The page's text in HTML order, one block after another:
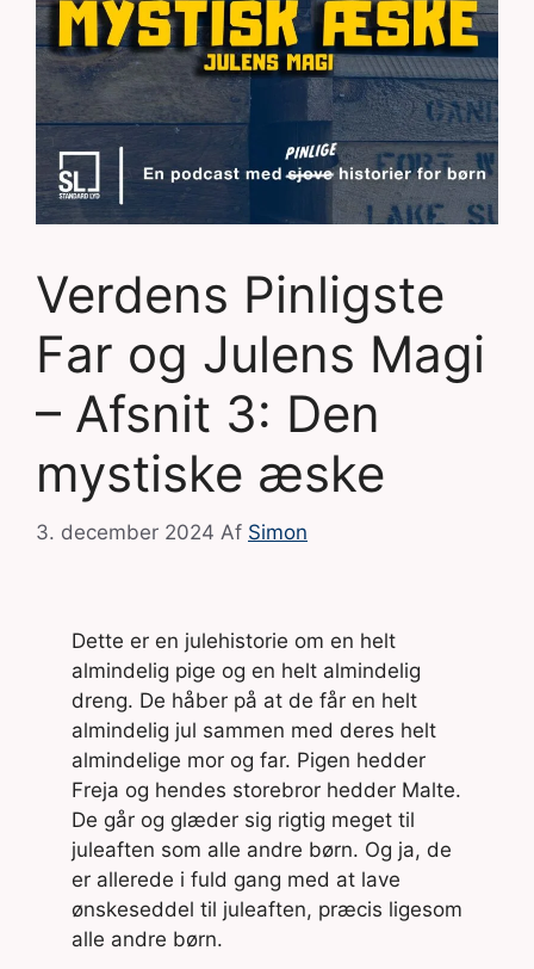
Verdens Pinligste
Far og Julens Magi
– Afsnit 3: Den
mystiske æske
3. december 2024 Af Simon
Dette er en julehistorie om en helt
almindelig pige og en helt almindelig
dreng. De håber på at de får en helt
almindelig jul sammen med deres helt
almindelige mor og far. Pigen hedder
Freja og hendes storebror hedder Malte.
De går og glæder sig rigtig meget til
juleaften som alle andre børn. Og ja, de
er allerede i fuld gang med at lave
ønskeseddel til juleaften, præcis ligesom
alle andre børn.